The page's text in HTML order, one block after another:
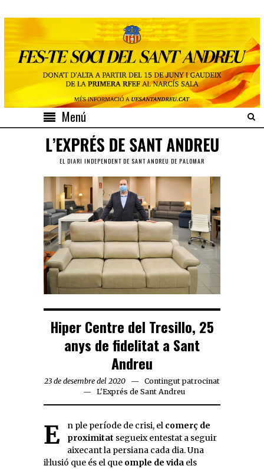
Menú
EL DIARI INDEPENDENT DE SANT ANDREU DE PALOMAR
Hiper Centre del Tresillo, 25
anys de fidelitat a Sant
Andreu
23 de desembre del 2020
Contingut patrocinat
L'Exprés de Sant Andreu
En ple període de crisi, el comerç de
proximitat segueix entestat a seguir
aixecant la persiana cada dia. Una
il·lusió que és el que omple de vida els